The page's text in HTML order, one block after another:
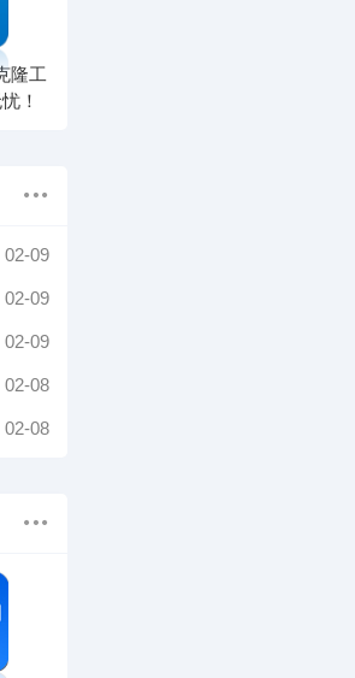
隆工
！
02-09
02-09
02-09
02-08
02-08